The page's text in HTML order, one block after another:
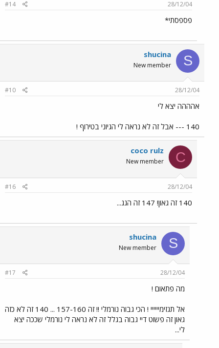
28/12/04
#14
פספסתי*
S
shucina
New member
28/12/04
#10
אהההה יצא לי
140 --- אבל זה לא נראה לי הגיוני בטירוף !
C
coco rulz
New member
28/12/04
#16
140 זה גאון! 147 זה הגג...
S
shucina
New member
28/12/04
#17
מה פתאום !
אל תגזימיייייי ! הכי גבוה נורמלי !! זה 157-160 ... 140 זה לא כזה
גאון זה פשוט דיי גבוה בגלל זה לא נראה לי נורמלי שככה יצא
לי...